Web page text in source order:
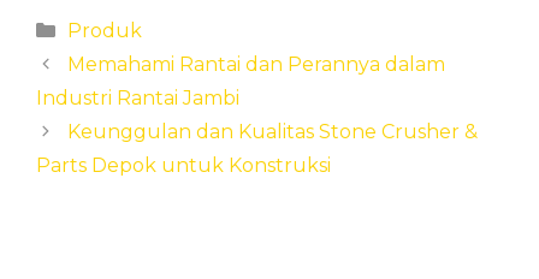
Categories
Produk
Memahami Rantai dan Perannya dalam
Industri Rantai Jambi
Keunggulan dan Kualitas Stone Crusher &
Parts Depok untuk Konstruksi